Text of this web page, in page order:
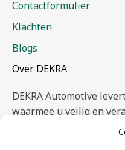
Contactformulier
Klachten
Blogs
Over DEKRA
DEKRA Automotive
waarmee u veilig en
Onze experts geven